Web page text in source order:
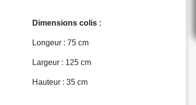
Dimensions colis :
Longeur : 75 cm
Largeur : 125 cm
Hauteur : 35 cm